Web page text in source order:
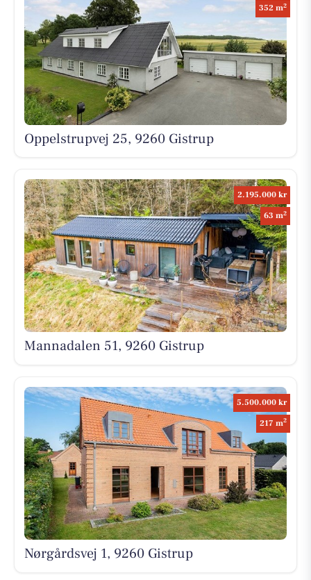
352 m2
Oppelstrupvej 25, 9260 Gistrup
2.195.000 kr
63 m2
Mannadalen 51, 9260 Gistrup
5.500.000 kr
217 m2
Nørgårdsvej 1, 9260 Gistrup